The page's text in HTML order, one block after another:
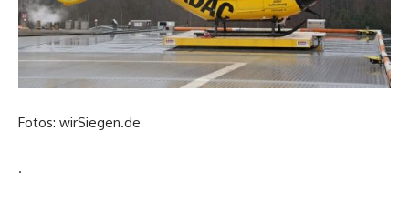
Fotos: wirSiegen.de
.